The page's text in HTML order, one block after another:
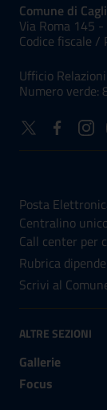
Comune di
Via Roma 145
Codice fiscale /
Ufficio
Numero verde:
Posta
Centralino
Call center per
Rubrica
Scrivi al
ALTRE SEZIONI
Gallerie
Focus